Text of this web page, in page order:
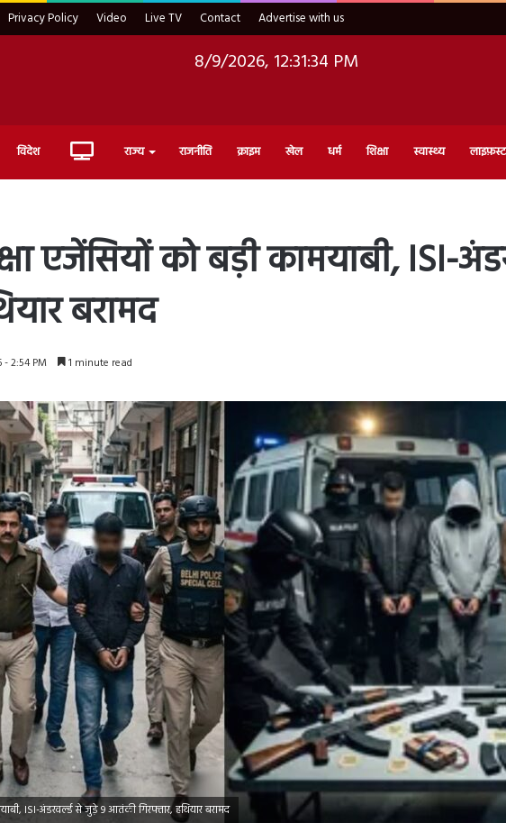
Privacy Policy Video Live TV Contact Advertise with us
8/9/2026, 12:31:35 PM
विदेश Live राज्य राजनीति क्राइम खेल धर्म शिक्षा स्वास्थ्य
एजेंसियों को बड़ी कामयाबी, ISI-
बरामद
2:54 PM 1 minute read
ISI-अंडरवर्ल्ड से जुड़े 9 आतंकी गिरफ्तार, हथियार बरामद